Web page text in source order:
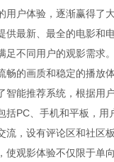
用户体验，逐渐赢得了
供最新、最全的电影和
足不同用户的观影需求
畅的画质和稳定的播放
智能推荐系统，根据用
括PC、手机和平板，
流，设有评论区和社区
使观影体验不仅限于单